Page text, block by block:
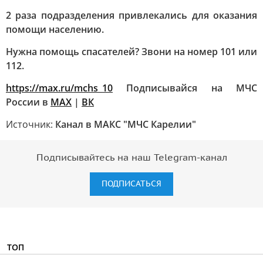
2 раза подразделения привлекались для оказания
помощи населению.
Нужна помощь спасателей? Звони на номер 101 или
112.
https://max.ru/mchs_10 Подписывайся на МЧС
России в MAX | ВК
Источник: Канал в МАКС "МЧС Карелии"
Подписывайтесь на наш Telegram-канал
ПОДПИСАТЬСЯ
ТОП